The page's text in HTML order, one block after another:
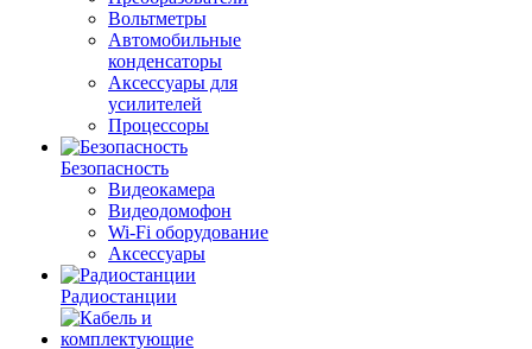
Вольтметры
Автомобильные
конденсаторы
Аксессуары для
усилителей
Процессоры
Безопасность
Видеокамера
Видеодомофон
Wi-Fi оборудование
Аксессуары
Радиостанции